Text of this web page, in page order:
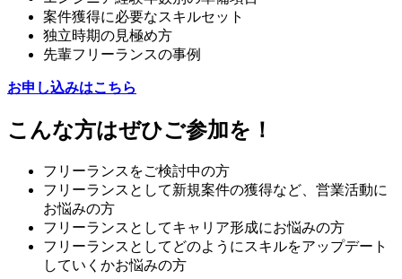
案件獲得に必要なスキルセット
独立時期の見極め方
先輩フリーランスの事例
お申し込みはこちら
こんな方はぜひご参加を！
フリーランスをご検討中の方
フリーランスとして新規案件の獲得など、営業活動に
お悩みの方
フリーランスとしてキャリア形成にお悩みの方
フリーランスとしてどのようにスキルをアップデート
していくかお悩みの方